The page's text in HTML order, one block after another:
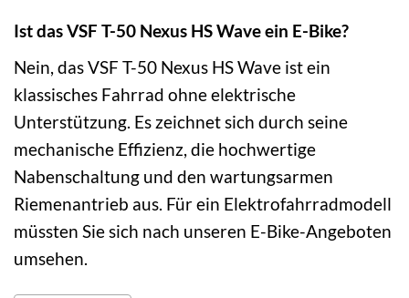
Ist das VSF T-50 Nexus HS Wave ein E-Bike?
Nein, das VSF T-50 Nexus HS Wave ist ein
klassisches Fahrrad ohne elektrische
Unterstützung. Es zeichnet sich durch seine
mechanische Effizienz, die hochwertige
Nabenschaltung und den wartungsarmen
Riemenantrieb aus. Für ein Elektrofahrradmodell
müssten Sie sich nach unseren E-Bike-Angeboten
umsehen.